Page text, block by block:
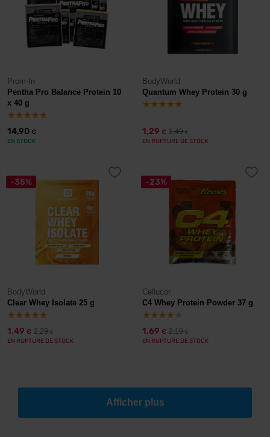
Prom-In
Pentha Pro Balance Protein 10
x 40 g
14,90 €
EN STOCK
BodyWorld
Quantum Whey Protein 30 g
1,29 € 1,49€
EN RUPTURE DE STOCK
-35%
BodyWorld
Clear Whey Isolate 25 g
1,49 € 2,29€
EN RUPTURE DE STOCK
-23%
Cellucor
C4 Whey Protein Powder 37 g
1,69 € 2,19€
EN RUPTURE DE STOCK
Afficher plus